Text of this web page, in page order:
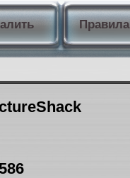
Правила